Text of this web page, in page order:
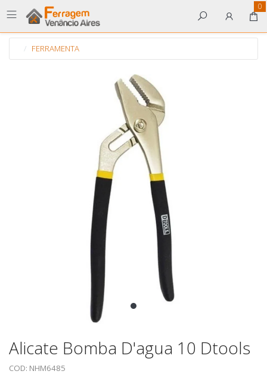
0
FERRAMENTA
Alicate Bomba D'agua 10 Dtools
COD: NHM6485